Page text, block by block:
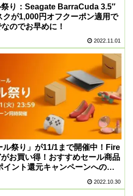
り：Seagate BarraCuda 3.5″
が1,000円オフクーポン適用で
のでお早めに！
2022.11.01
ル祭り」が11/1まで開催中！Fire
お買い得！おすすめセール商品
イント還元キャンペーンへのエ
2022.10.30